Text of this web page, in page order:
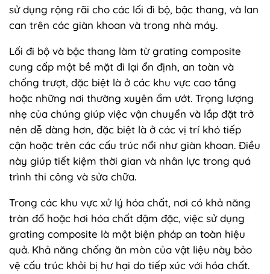
sử dụng rộng rãi cho các lối đi bộ, bậc thang, và lan
can trên các giàn khoan và trong nhà máy.
Lối đi bộ và bậc thang làm từ grating composite
cung cấp một bề mặt đi lại ổn định, an toàn và
chống trượt, đặc biệt là ở các khu vực cao tầng
hoặc những nơi thường xuyên ẩm ướt. Trọng lượng
nhẹ của chúng giúp việc vận chuyển và lắp đặt trở
nên dễ dàng hơn, đặc biệt là ở các vị trí khó tiếp
cận hoặc trên các cấu trúc nổi như giàn khoan. Điều
này giúp tiết kiệm thời gian và nhân lực trong quá
trình thi công và sửa chữa.
Trong các khu vực xử lý hóa chất, nơi có khả năng
tràn đổ hoặc hơi hóa chất đậm đặc, việc sử dụng
grating composite là một biện pháp an toàn hiệu
quả. Khả năng chống ăn mòn của vật liệu này bảo
vệ cấu trúc khỏi bị hư hại do tiếp xúc với hóa chất.